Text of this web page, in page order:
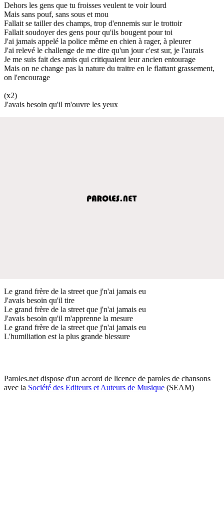
Dehors les gens que tu froisses veulent te voir lourd
Mais sans pouf, sans sous et mou
Fallait se tailler des champs, trop d'ennemis sur le trottoir
Fallait soudoyer des gens pour qu'ils bougent pour toi
J'ai jamais appelé la police même en chien à rager, à pleurer
J'ai relevé le challenge de me dire qu'un jour c'est sur, je l'aurais
Je me suis fait des amis qui critiquaient leur ancien entourage
Mais on ne change pas la nature du traitre en le flattant grassement,
on l'encourage
(x2)
J'avais besoin qu'il m'ouvre les yeux
Le grand frère de la street que j'n'ai jamais eu
J'avais besoin qu'il tire
Le grand frère de la street que j'n'ai jamais eu
J'avais besoin qu'il m'apprenne la mesure
Le grand frère de la street que j'n'ai jamais eu
L'humiliation est la plus grande blessure
Paroles.net dispose d'un accord de licence de paroles de chansons
avec la Société des Editeurs et Auteurs de Musique (SEAM)